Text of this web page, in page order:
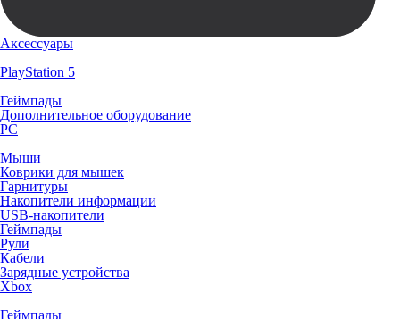
Аксессуары
PlayStation 5
Геймпады
Дополнительное оборудование
PC
Мыши
Коврики для мышек
Гарнитуры
Накопители информации
USB-накопители
Геймпады
Рули
Кабели
Зарядные устройства
Xbox
Геймпады